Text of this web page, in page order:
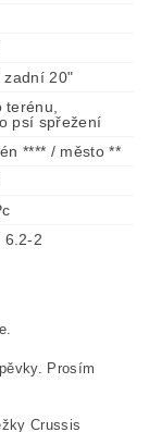
zadní 20"
terénu,
psí spřežení
**** / město **
6.2-2
Prosím
Crussis